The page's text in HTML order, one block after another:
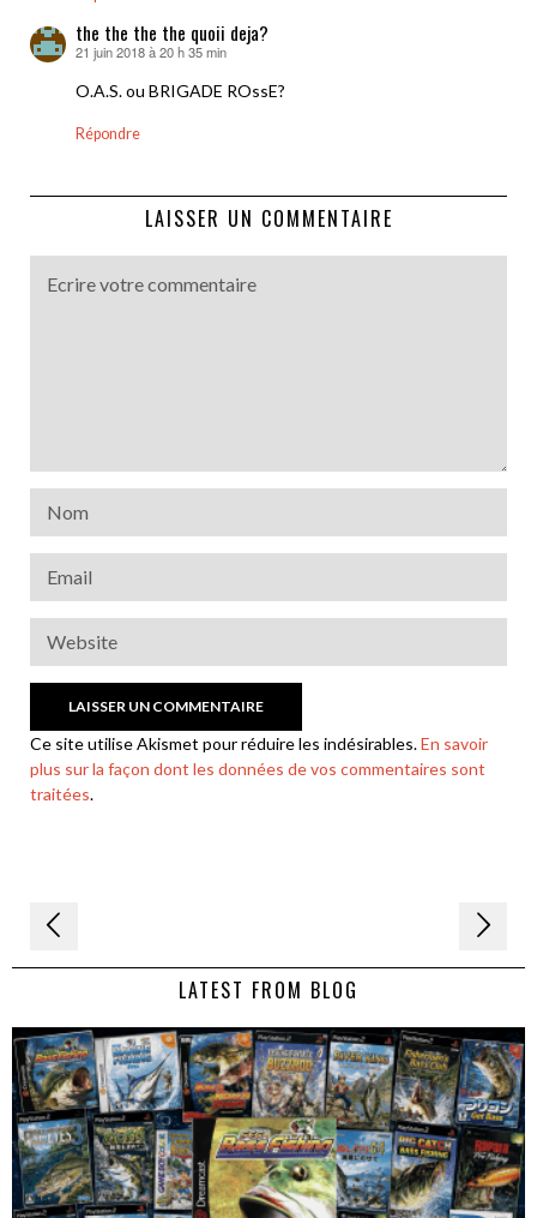
the the the the quoii deja?
dit :
21 juin 2018 à 20 h 35 min
O.A.S. ou BRIGADE ROssE?
Répondre
LAISSER UN COMMENTAIRE
Ce site utilise Akismet pour réduire les indésirables.En savoir
plus sur la façon dont les données de vos commentaires sont
traitées.
Navigation
de LATEST FROM BLOG